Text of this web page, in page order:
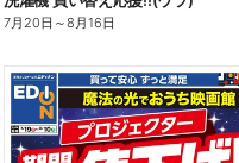
7月20日 ～8月16日